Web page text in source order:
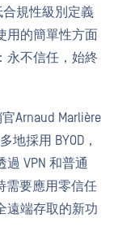
規性級別定義
用的簡單性方面
永不信任，始終
Arnaud Marlière
採用 BYOD，
VPN 和普通
需要應用零信任
遠端存取的新功